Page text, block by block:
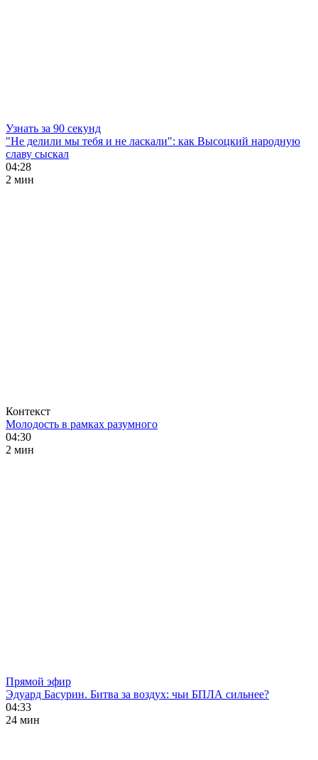
Узнать за 90 секунд
"Не делили мы тебя и не ласкали": как Высоцкий народную
славу сыскал
04:28
2 мин
Контекст
Молодость в рамках разумного
04:30
2 мин
Прямой эфир
Эдуард Басурин. Битва за воздух: чьи БПЛА сильнее?
04:33
24 мин